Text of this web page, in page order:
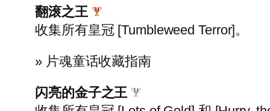
翻滚之王
收集所有皇冠 [Tumbleweed Terror]。
» 片魂童话收藏指南
闪亮的金子之王